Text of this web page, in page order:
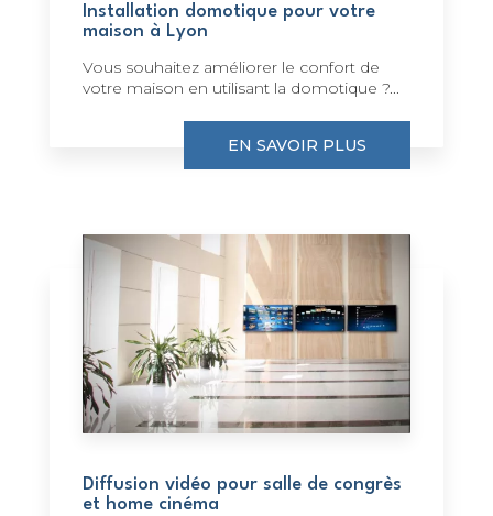
Installation domotique pour votre
maison à Lyon
Vous souhaitez améliorer le confort de
votre maison en utilisant la domotique ?...
EN SAVOIR PLUS
Diffusion vidéo pour salle de congrès
et home cinéma